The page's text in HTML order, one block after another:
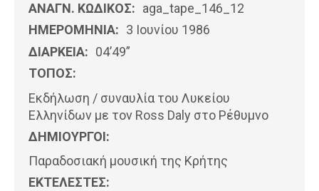
ΑΝΑΓΝ. ΚΩΔΙΚΟΣ: aga_tape_146_12
ΗΜΕΡΟΜΗΝΊΑ: 3 Ιουνίου 1986
ΔΙΑΡΚΕΙΑ: 04’49”
ΤΟΠΟΣ:
Εκδήλωση / συναυλία του Λυκείου
Ελληνίδων με τον Ross Daly στο Ρέθυμνο
ΔΗΜΙΟΥΡΓΟΙ:
Παραδοσιακή μουσική της Κρήτης
ΕΚΤΕΛΕΣΤΕΣ: